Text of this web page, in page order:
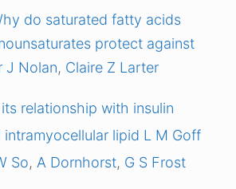
do saturated fatty acids
protect against
J Nolan, Claire Z Larter
relationship with insulin
intramyocellular lipid L M Goff
So, A Dornhorst, G S Frost